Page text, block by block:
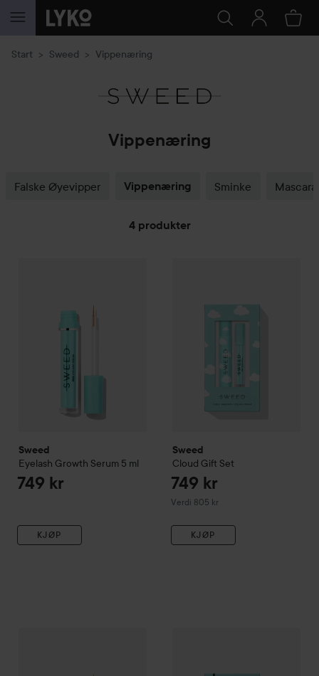
GÅ TIL INNHOLD
Start Sweed Vippenæring
Vippenæring
Falske Øyevipper Vippenæring Sminke
4 produkter
Sweed
Eyelash Growth Serum 5 ml
749 kr
KJØP
Sweed
Cloud Gift Set
749 kr
Verdi 805 kr
KJØP